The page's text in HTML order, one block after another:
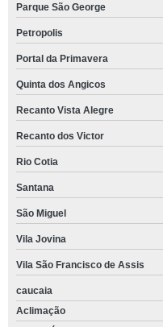
Parque São George
Petropolis
Portal da Primavera
Quinta dos Angicos
Recanto Vista Alegre
Recanto dos Victor
Rio Cotia
Santana
São Miguel
Vila Jovina
Vila São Francisco de Assis
caucaia
Aclimação